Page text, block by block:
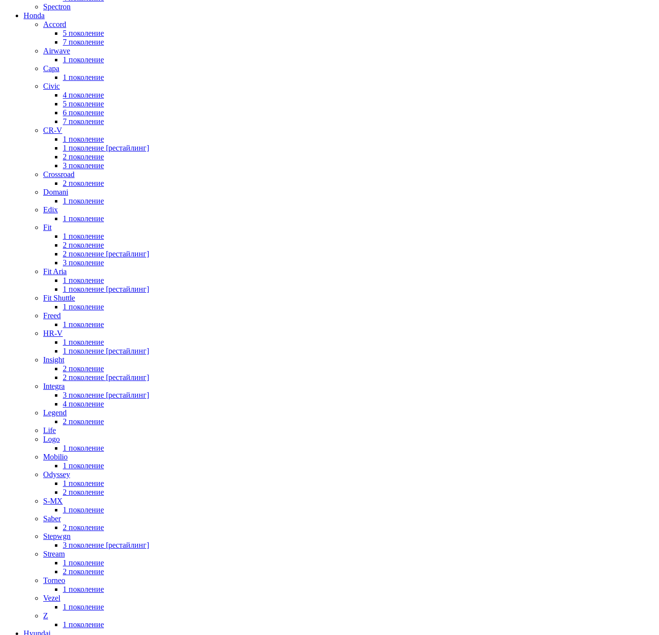
Spectron
Honda
Accord
5 поколение
7 поколение
Airwave
1 поколение
Capa
1 поколение
Civic
4 поколение
5 поколение
6 поколение
7 поколение
CR-V
1 поколение
1 поколение [рестайлинг]
2 поколение
3 поколение
Crossroad
2 поколение
Domani
1 поколение
Edix
1 поколение
Fit
1 поколение
2 поколение
2 поколение [рестайлинг]
3 поколение
Fit Aria
1 поколение
1 поколение [рестайлинг]
Fit Shuttle
1 поколение
Freed
1 поколение
HR-V
1 поколение
1 поколение [рестайлинг]
Insight
2 поколение
2 поколение [рестайлинг]
Integra
3 поколение [рестайлинг]
4 поколение
Legend
2 поколение
Life
Logo
1 поколение
Mobilio
1 поколение
Odyssey
1 поколение
2 поколение
S-MX
1 поколение
Saber
2 поколение
Stepwgn
3 поколение [рестайлинг]
Stream
1 поколение
2 поколение
Torneo
1 поколение
Vezel
1 поколение
Z
1 поколение
Hyundai